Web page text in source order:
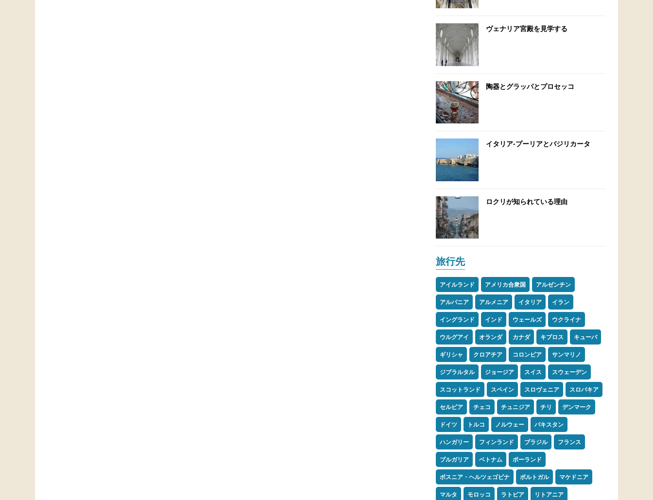
ヴェナリア宮殿を見学する
陶器とグラッパとプロセッコ
イタリア-プーリアとバジリカータ
ロクリが知られている理由
旅行先
アイルランド アメリカ合衆国 アルゼンチン
アルバニア アルメニア イタリア イラン
イングランド インド ウェールズ ウクライナ
ウルグアイ オランダ カナダ キプロス キューバ
ギリシャ クロアチア コロンビア サンマリノ
ジブラルタル ジョージア スイス スウェーデン
スコットランド スペイン スロヴェニア スロバキア
セルビア チェコ チュニジア チリ デンマーク
ドイツ トルコ ノルウェー パキスタン
ハンガリー フィンランド ブラジル フランス
ブルガリア ベトナム ポーランド
ボスニア・ヘルツェゴビナ ポルトガル マケドニア
マルタ モロッコ ラトビア リトアニア